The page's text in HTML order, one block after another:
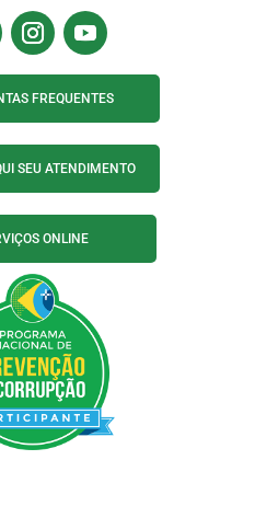
FREQUENTES
SEU ATENDIMENTO
ONLINE